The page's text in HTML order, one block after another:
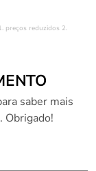
preços reduzidos 2.
saber mais
Obrigado!